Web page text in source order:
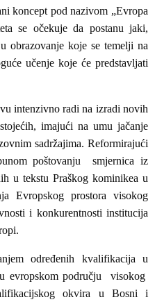
koncept pod nazivom „Evropa
se očekuje da postanu jaki,
obrazovanje koje se temelji na
učenje koje će predstavljati
intenzivno radi na izradi novih
imajući na umu jačanje
sadržajima. Reformirajući
poštovanju smjernica iz
u tekstu Praškog kominikea u
Evropskog prostora visokog
i konkurentnosti institucija
određenih kvalifikacija u
evropskom području visokog
okvira u Bosni i